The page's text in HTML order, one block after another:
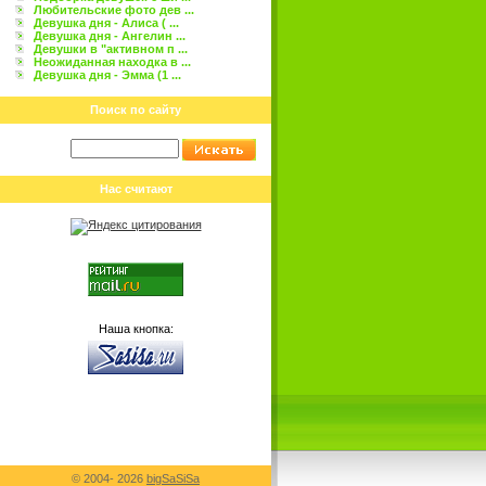
Любительские фото дев ...
Девушка дня - Алиса ( ...
Девушка дня - Ангелин ...
Девушки в "активном п ...
Неожиданная находка в ...
Девушка дня - Эмма (1 ...
Поиск по сайту
Нас считают
Наша кнопка:
© 2004- 2026 bigSaSiSa